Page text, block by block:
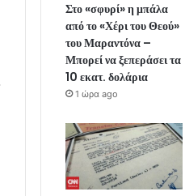
Στο «σφυρί» η μπάλα
από το «Χέρι του Θεού»
του Μαραντόνα –
Μπορεί να ξεπεράσει τα
10 εκατ. δολάρια
1 ώρα ago